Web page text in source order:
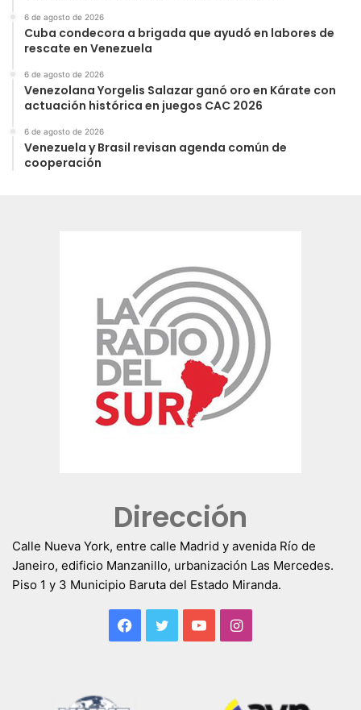
6 de agosto de 2026
Cuba condecora a brigada que ayudó en labores de
rescate en Venezuela
6 de agosto de 2026
Venezolana Yorgelis Salazar ganó oro en Kárate con
actuación histórica en juegos CAC 2026
6 de agosto de 2026
Venezuela y Brasil revisan agenda común de
cooperación
Dirección
Calle Nueva York, entre calle Madrid y avenida Río de
Janeiro, edificio Manzanillo, urbanización Las Mercedes.
Piso 1 y 3 Municipio Baruta del Estado Miranda.
Facebook
TwitterYouTubeInstagram